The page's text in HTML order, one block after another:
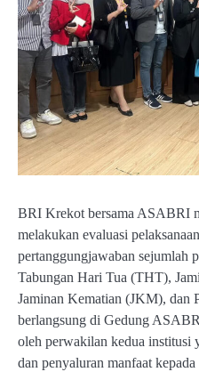
BRI Krekot bersama ASABRI
melakukan evaluasi
pertanggungjawaban sejumlah
Tabungan Hari Tua (THT),
Jaminan Kematian (JKM), dan
berlangsung di Gedung
oleh perwakilan kedua institusi
dan penyaluran manfaat kepada